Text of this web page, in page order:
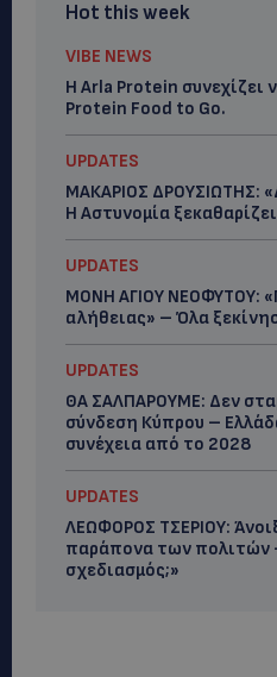
Hot this week
VIBE NEWS
Η Arla Protein συνεχίζει
Protein Food to Go.
UPDATES
ΜΑΚΑΡΙΟΣ ΔΡΟΥΣΙΩΤΗΣ:
Η Αστυνομία
UPDATES
ΜΟΝΗ ΑΓΙΟΥ ΝΕΟΦΥΤΟΥ:
αλήθειας» – Όλα
UPDATES
ΘΑ ΣΑΛΠΑΡΟΥΜΕ: Δεν
σύνδεση Κύπρου –
συνέχεια από το 2028
UPDATES
ΛΕΩΦΟΡΟΣ ΤΣΕΡΙΟΥ:
παράπονα των πολιτών
σχεδιασμός;»